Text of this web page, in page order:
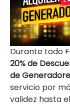
Durante todo
20% de
de
servicio por
validez hasta el